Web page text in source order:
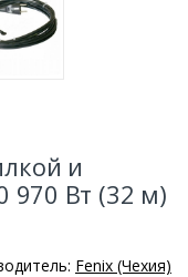
и
970 Вт (32 м)
Fenix (Чехия)